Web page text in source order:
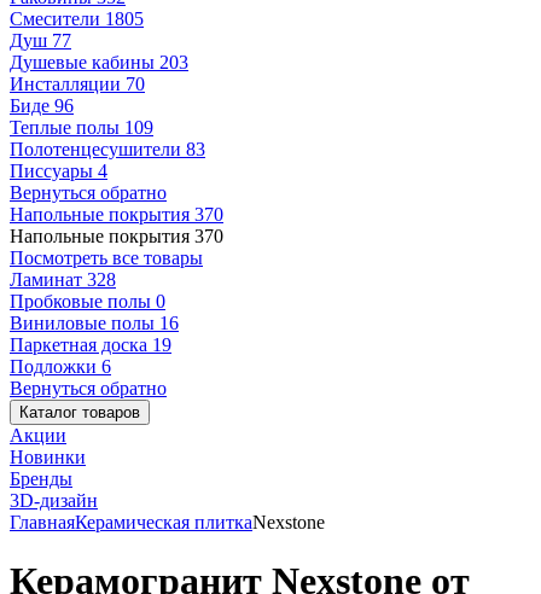
Смесители 1805
Душ 77
Душевые кабины 203
Инсталляции 70
Биде 96
Теплые полы 109
Полотенцесушители 83
Писсуары 4
Вернуться обратно
Напольные покрытия 370
Напольные покрытия 370
Посмотреть все товары
Ламинат 328
Пробковые полы 0
Виниловые полы 16
Паркетная доска 19
Подложки 6
Вернуться обратно
Каталог товаров
Акции
Новинки
Бренды
3D-дизайн
ГлавнаяКерамическая плиткаNexstone
Керамогранит Nexstone от